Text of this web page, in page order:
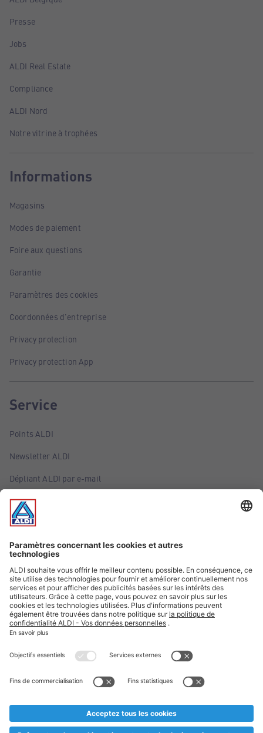
Presse
Jobs
ALDI Real Estate
Compliance
ALDI Nord
Notre vitrine à trophées
Informations
Magasins
Modes de paiement
Foire aux questions
Garantie
Paramètres des cookies
Coordonnées d'entreprise
Privacy protection
Privacy protection App
Service
Points ALDI
Newsletter ALDI
Dépliant ALDI par e-mail
Offres
Infos essentielles
Suivez ALDI Belgique
Textes marqués d'un astérisque et mentions légales
* Nous vendons ces articles temporairement et jusqu'à
au cas où, malgré le planning bien étudié, nous serions
prématurément en rupture de stock. Prix Recupel et TVA incl.
** Sur ce site, l’utilisation de la forme masculine a été adoptée